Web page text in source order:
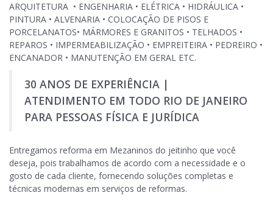
ARQUITETURA • ENGENHARIA • ELÉTRICA • HIDRÁULICA •
PINTURA • ALVENARIA • COLOCAÇÃO DE PISOS E
PORCELANATOS• MÁRMORES E GRANITOS • TELHADOS •
REPAROS • IMPERMEABILIZAÇÃO • EMPREITEIRA • PEDREIRO •
ENCANADOR • MANUTENÇÃO EM GERAL ETC.
30 ANOS DE EXPERIÊNCIA |
ATENDIMENTO EM TODO RIO DE JANEIRO
PARA PESSOAS FÍSICA E JURÍDICA
Entregamos reforma em Mezaninos do jeitinho que você
deseja, pois trabalhamos de acordo com a necessidade e o
gosto de cada cliente, fornecendo soluções completas e
técnicas modernas em serviços de reformas.